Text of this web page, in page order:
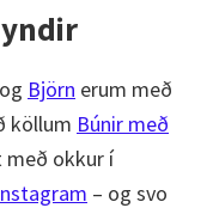
Björn erum með
köllum Búnir með
okkur í
– og svo